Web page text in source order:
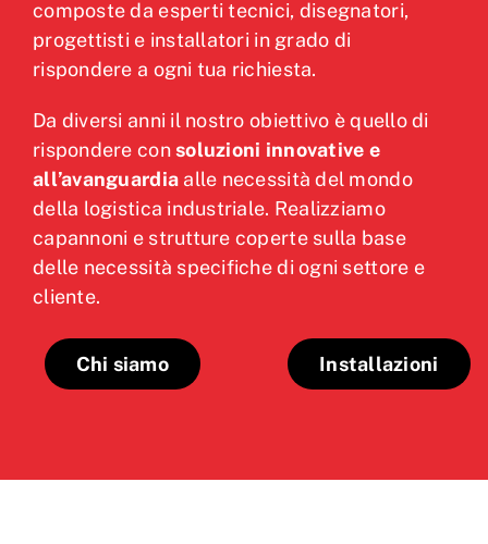
composte da esperti tecnici, disegnatori,
progettisti e installatori in grado di
rispondere a ogni tua richiesta.
Da diversi anni il nostro obiettivo è quello di
rispondere consoluzioni innovative e
all’avanguardia alle necessità del mondo
della logistica industriale. Realizziamo
capannoni e strutture coperte sulla base
delle necessità specifiche di ogni settore e
cliente.
Chi siamo Installazioni